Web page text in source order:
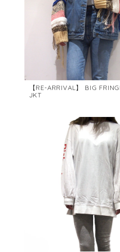
【RE-ARRIVAL】 BIG
JKT